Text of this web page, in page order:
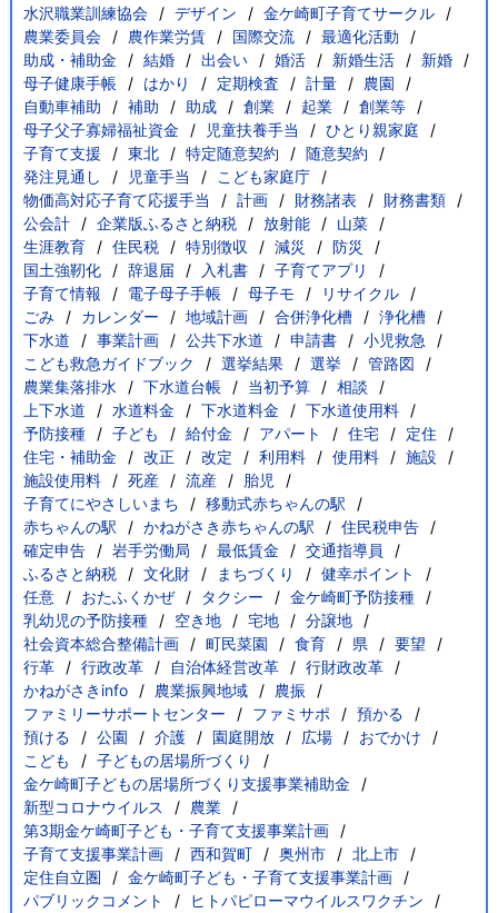
水沢職業訓練協会
デザイン
金ケ崎町子育てサークル
農業委員会
農作業労賃 国際交流
最適化活動
助成・補助金
結婚 出会い 婚活 新婚生活
新婚
母子健康手帳
はかり 定期検査 計量
農園
自動車補助
補助 助成 創業 起業
創業等
母子父子寡婦福祉資金
児童扶養手当
ひとり親家庭
子育て支援
東北 特定随意契約
随意契約
発注見通し
児童手当
こども家庭庁
物価高対応子育て応援手当
計画 財務諸表
財務書類
公会計
企業版ふるさと納税 放射能
山菜
生涯教育
住民税 特別徴収 減災
防災
国土強靭化
辞退届 入札書
子育てアプリ
子育て情報
電子母子手帳 母子モ
リサイクル
ごみ
カレンダー 地域計画 合併浄化槽
浄化槽
下水道
事業計画 公共下水道 申請書
小児救急
こども救急ガイドブック
選挙結果 選挙
管路図
農業集落排水
下水道台帳 当初予算
相談
上下水道
水道料金 下水道料金
下水道使用料
予防接種
子ども 給付金 アパート 住宅
定住
住宅・補助金
改正 改定 利用料 使用料
施設
施設使用料
死産 流産
胎児
子育てにやさしいまち
移動式赤ちゃんの駅
赤ちゃんの駅
かねがさき赤ちゃんの駅
住民税申告
確定申告
岩手労働局 最低賃金
交通指導員
ふるさと納税
文化財 まちづくり
健幸ポイント
任意
おたふくかぜ タクシー
金ケ崎町予防接種
乳幼児の予防接種
空き地 宅地
分譲地
社会資本総合整備計画
町民菜園 食育 県
要望
行革
行政改革 自治体経営改革
行財政改革
かねがさきinfo
農業振興地域
農振
ファミリーサポートセンター
ファミサポ
預かる
預ける
公園 介護 園庭開放 広場
おでかけ
こども
子どもの居場所づくり
金ケ崎町子どもの居場所づくり支援事業補助金
新型コロナウイルス
農業
第3期金ケ崎町子ども・子育て支援事業計画
子育て支援事業計画
西和賀町 奥州市
北上市
定住自立圏
金ケ崎町子ども・子育て支援事業計画
パブリックコメント
ヒトパピローマウイルスワクチン